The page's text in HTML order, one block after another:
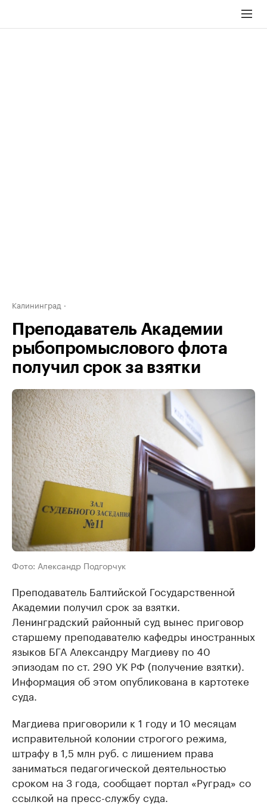
Калининград
Преподаватель Академии
рыбопромыслового флота
получил срок за взятки
Фото: Александр Подгорчук
Преподаватель Балтийской Государственной
Академии получил срок за взятки.
Ленинградский районный суд вынес приговор
старшему преподавателю кафедры иностранных
языков БГА Александру Магдиеву по 40
эпизодам по ст. 290 УК РФ (получение взятки).
Информация об этом опубликована в картотеке
суда.
Магдиева приговорили к 1 году и 10 месяцам
исправительной колонии строгого режима,
штрафу в 1,5 млн руб. с лишением права
заниматься педагогической деятельностью
сроком на 3 года, сообщает портал «Руград» со
ссылкой на пресс-службу суда.